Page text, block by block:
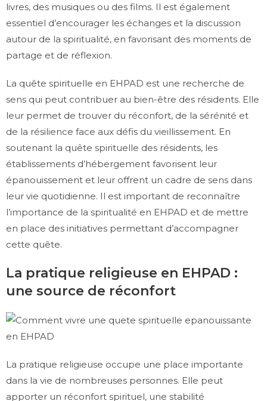
livres, des musiques ou des films. Il est également
essentiel d’encourager les échanges et la discussion
autour de la spiritualité, en favorisant des moments de
partage et de réflexion.
La quête spirituelle en EHPAD est une recherche de
sens qui peut contribuer au bien-être des résidents. Elle
leur permet de trouver du réconfort, de la sérénité et
de la résilience face aux défis du vieillissement. En
soutenant la quête spirituelle des résidents, les
établissements d’hébergement favorisent leur
épanouissement et leur offrent un cadre de sens dans
leur vie quotidienne. Il est important de reconnaître
l’importance de la spiritualité en EHPAD et de mettre
en place des initiatives permettant d’accompagner
cette quête.
La pratique religieuse en EHPAD :
une source de réconfort
La pratique religieuse occupe une place importante
dans la vie de nombreuses personnes. Elle peut
apporter un réconfort spirituel, une stabilité